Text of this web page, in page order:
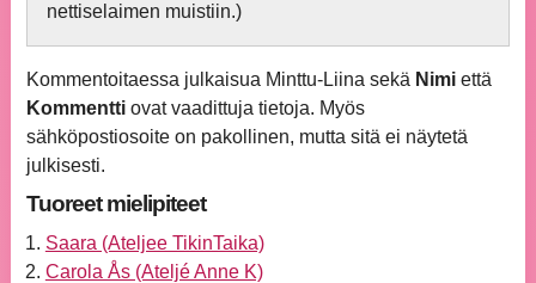
nettiselaimen muistiin.)
Kommentoitaessa julkaisua Minttu-Liina sekä Nimiettä
Kommenttiovat vaadittuja tietoja. Myös
sähköpostiosoite on pakollinen, mutta sitä ei näytetä
julkisesti.
Tuoreet mielipiteet
Saara (Ateljee TikinTaika)
Carola Ås (Ateljé Anne K)